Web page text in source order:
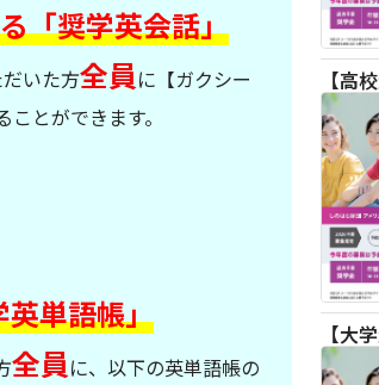
「奨学英会話」
いた方全員 に【ガクシー
とができます。
単語帳」
全員 に、以下の英単語帳の